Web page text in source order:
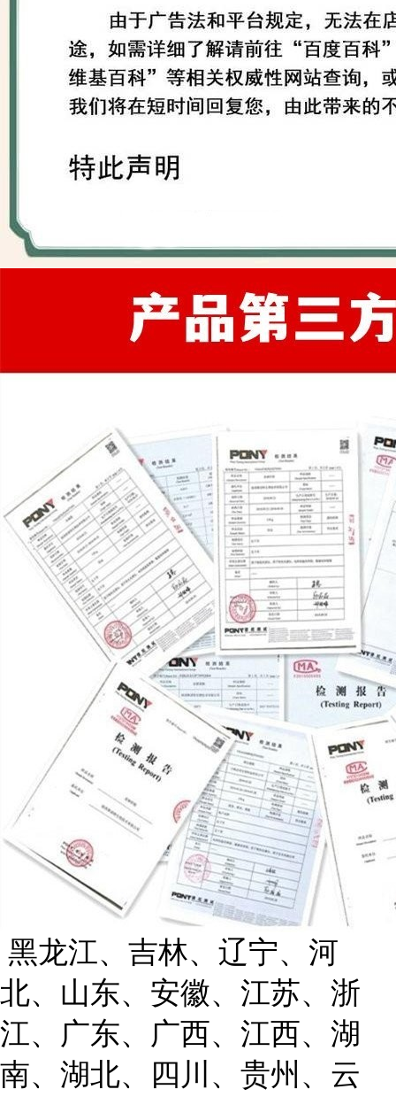
黑龙江、吉林、辽宁、河
北、山东、安徽、江苏、浙
江、广东、广西、江西、湖
南、湖北、四川、贵州、云